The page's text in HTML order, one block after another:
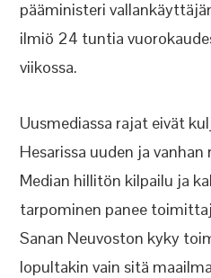
pääministeri
ilmiö 24 tuntia
viikossa.
Uusmediassa rajat eivät
Hesarissa uuden ja
Median hillitön kilpailu ja
tarpominen panee
Sanan Neuvoston kyky
lopultakin vain sitä